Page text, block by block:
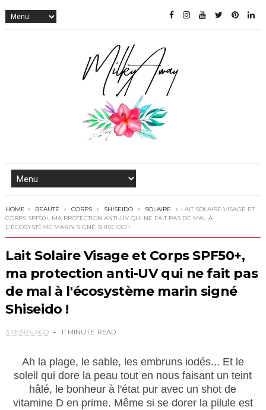
HOME BEAUTÉ CORPS SHISEIDO SOLAIRE
LAIT SOLAIRE VISAGE ET
CORPS SPF50+, MA PROTECTION ANTI-UV QUI NE FAIT PAS DE MAL À
L'ÉCOSYSTÈME MARIN SIGNÉ SHISEIDO !
Lait Solaire Visage et Corps SPF50+,
ma protection anti-UV qui ne fait pas
de mal à l'écosystème marin signé
Shiseido !
3 YEARS AGO 11 MINUTE READ
Ah la plage, le sable, les embruns iodés... Et le
soleil qui dore la peau tout en nous faisant un teint
hâlé, le bonheur à l'état pur avec un shot de
vitamine D en prime. Même si se dorer la pilule est